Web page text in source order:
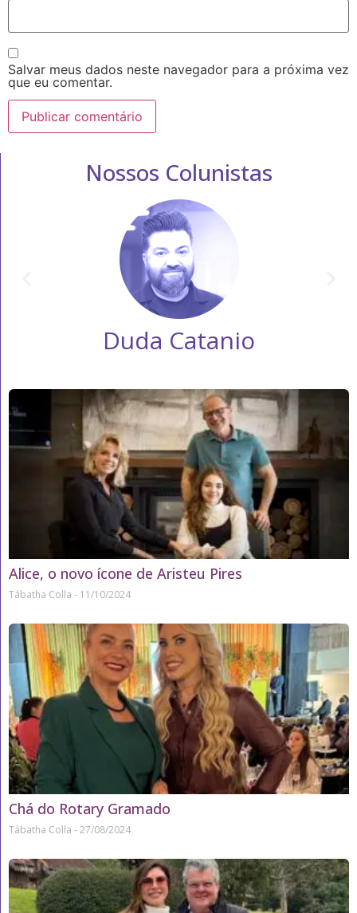
Salvar meus dados neste navegador para a próxima vez
que eu comentar.
Nossos Colunistas
Duda Catanio
Alice, o novo ícone de Aristeu Pires
Tábatha Colla 11/10/2024
Chá do Rotary Gramado
Tábatha Colla 27/08/2024